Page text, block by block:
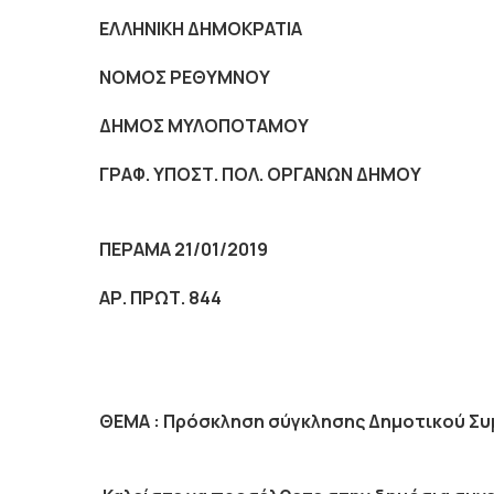
ΕΛΛΗΝΙΚΗ ΔΗΜΟΚΡΑΤΙΑ
NOMOΣ ΡΕΘΥΜΝΟΥ
ΔΗΜΟΣ ΜΥΛΟΠΟΤΑΜΟΥ
ΓΡΑΦ. ΥΠΟΣΤ. ΠΟΛ. ΟΡΓΑΝΩΝ ΔΗΜΟΥ
ΠΕΡΑΜΑ 21/01/2019
ΑΡ. ΠΡΩΤ. 844
ΘΕΜΑ : Πρόσκληση σύγκλησης Δημοτικού